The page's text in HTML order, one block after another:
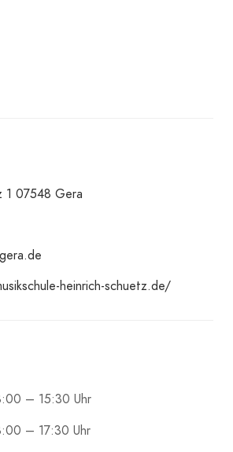
1 07548 Gera
heinrich-schuetz.de/
– 15:30 Uhr
– 17:30 Uhr